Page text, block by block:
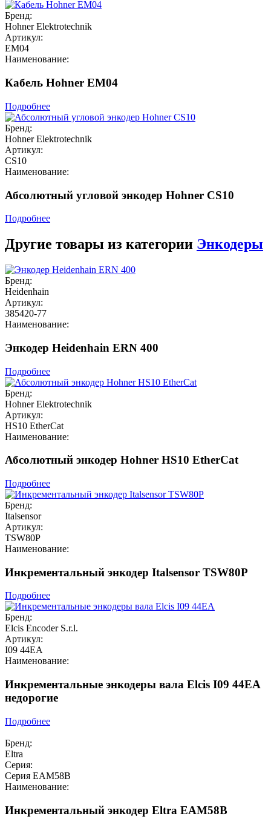
Бренд:
Hohner Elektrotechnik
Артикул:
EM04
Наименование:
Кабель Hohner EM04
Подробнее
Бренд:
Hohner Elektrotechnik
Артикул:
CS10
Наименование:
Абсолютный угловой энкодер Hohner CS10
Подробнее
Другие товары из категории Энкодеры
Бренд:
Heidenhain
Артикул:
385420-77
Наименование:
Энкодер Heidenhain ERN 400
Подробнее
Бренд:
Hohner Elektrotechnik
Артикул:
HS10 EtherCat
Наименование:
Абсолютный энкодер Hohner HS10 EtherCat
Подробнее
Бренд:
Italsensor
Артикул:
TSW80P
Наименование:
Инкрементальный энкодер Italsensor TSW80P
Подробнее
Бренд:
Elcis Encoder S.r.l.
Артикул:
I09 44EA
Наименование:
Инкрементальные энкодеры вала Elcis I09 44EA
недорогие
Подробнее
Бренд:
Eltra
Серия:
Серия EAM58B
Наименование:
Инкрементальный энкодер Eltra EAM58B